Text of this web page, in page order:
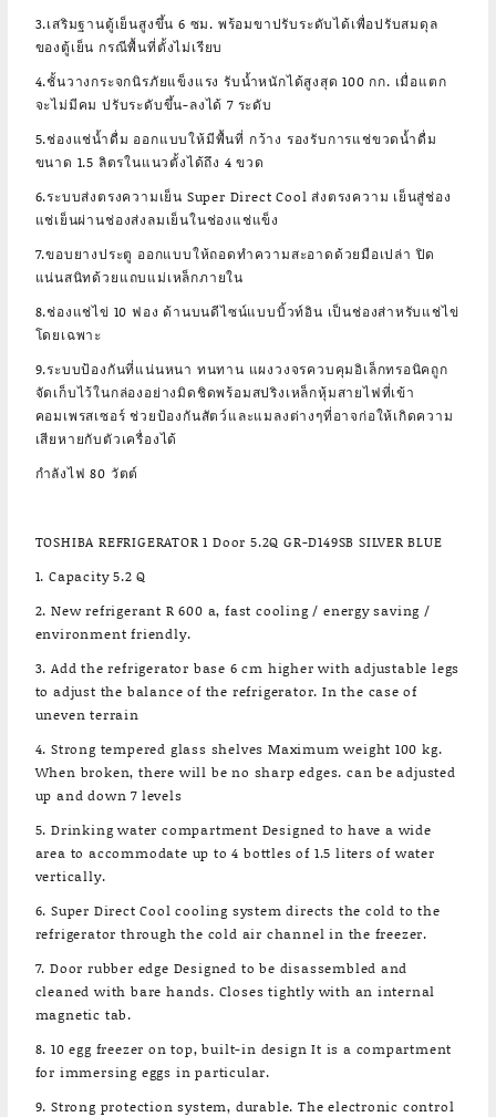
3.เสริมฐานตู้เย็นสูงขึ้น 6 ซม. พร้อมขาปรับระดับได้เพื่อปรับสมดุล
ของตู้เย็น กรณีพื้นที่ตั้งไม่เรียบ
4.ชั้นวางกระจกนิรภัยแข็งแรง รับน้ำหนักได้สูงสุด 100 กก. เมื่อแตก
จะไม่มีคม ปรับระดับขึ้น-ลงได้ 7 ระดับ
5.ช่องแช่น้ำดื่ม ออกแบบให้มีพื้นที่ กว้าง รองรับการแช่ขวดน้ำดื่ม
ขนาด 1.5 ลิตรในแนวตั้งได้ถึง 4 ขวด
6.ระบบส่งตรงความเย็น Super Direct Cool ส่งตรงความ เย็นสู่ช่อง
แช่เย็นผ่านช่องส่งลมเย็นในช่องแช่แข็ง
7.ขอบยางประตู ออกแบบให้ถอดทำความสะอาดด้วยมือเปล่า ปิด
แน่นสนิทด้วยแถบแม่เหล็กภายใน
8.ช่องแช่ไข่ 10 ฟอง ด้านบนดีไซน์แบบบิ้วท์อิน เป็นช่องส่าหรับแช่ไข่
โดยเฉพาะ
9.ระบบป้องกันที่แน่นหนา ทนทาน แผงวงจรควบคุมอิเล็กทรอนิคถูก
จัดเก็บไว้ในกล่องอย่างมิดชิดพร้อมสปริงเหล็กหุ้มสายไฟที่เข้า
คอมเพรสเซอร์ ช่วยป้องกันสัตว์และแมลงต่างๆที่อาจก่อให้เกิดความ
เสียหายกับตัวเครื่องได้
กำลังไฟ 80 วัตต์
TOSHIBA REFRIGERATOR 1 Door 5.2Q GR-D149SB SILVER BLUE
1. Capacity 5.2 Q
2. New refrigerant R 600 a, fast cooling / energy saving /
environment friendly.
3. Add the refrigerator base 6 cm higher with adjustable legs
to adjust the balance of the refrigerator. In the case of
uneven terrain
4. Strong tempered glass shelves Maximum weight 100 kg.
When broken, there will be no sharp edges. can be adjusted
up and down 7 levels
5. Drinking water compartment Designed to have a wide
area to accommodate up to 4 bottles of 1.5 liters of water
vertically.
6. Super Direct Cool cooling system directs the cold to the
refrigerator through the cold air channel in the freezer.
7. Door rubber edge Designed to be disassembled and
cleaned with bare hands. Closes tightly with an internal
magnetic tab.
8. 10 egg freezer on top, built-in design It is a compartment
for immersing eggs in particular.
9. Strong protection system, durable. The electronic control